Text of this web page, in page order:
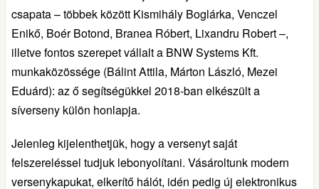
csapata – többek között Kismihály Boglárka, Venczel
Enikő, Boér Botond, Branea Róbert, Lixandru Robert –,
illetve fontos szerepet vállalt a BNW Systems Kft.
munkaközössége (Bálint Attila, Márton László, Mezei
Eduárd): az ő segítségükkel 2018-ban elkészült a
síverseny külön honlapja.
Jelenleg kijelenthetjük, hogy a versenyt saját
felszereléssel tudjuk lebonyolítani. Vásároltunk modern
versenykapukat, elkerítő hálót, idén pedig új elektronikus